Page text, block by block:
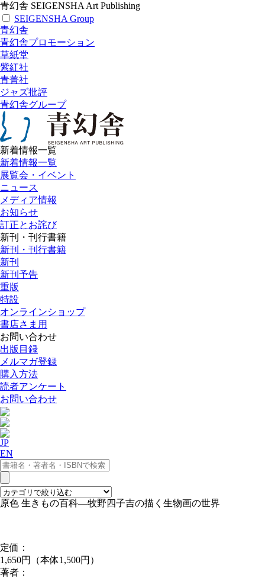
青幻舎 SEIGENSHA Art Publishing
SEIGENSHA Group
青幻舎
青幻舎プロモーション
草紙堂
紫紅社
青菁社
ジャズ批評
青幻舎グループ
新着情報一覧
新着情報一覧
展覧会・イベント
ニュース
メディア情報
お知らせ
訂正とお詫び
新刊・刊行書籍
新刊・刊行書籍
新刊
新刊予告
重版
特設
オンラインショップ
書店さま用
お問い合わせ
出版目録
メルマガ登録
購入方法
読者アンケート
お問い合わせ
JP
EN
原色 生きもの百科―牧野四子吉の描く生物画の世界
定価：
1,650円（本体1,500円）
著者：